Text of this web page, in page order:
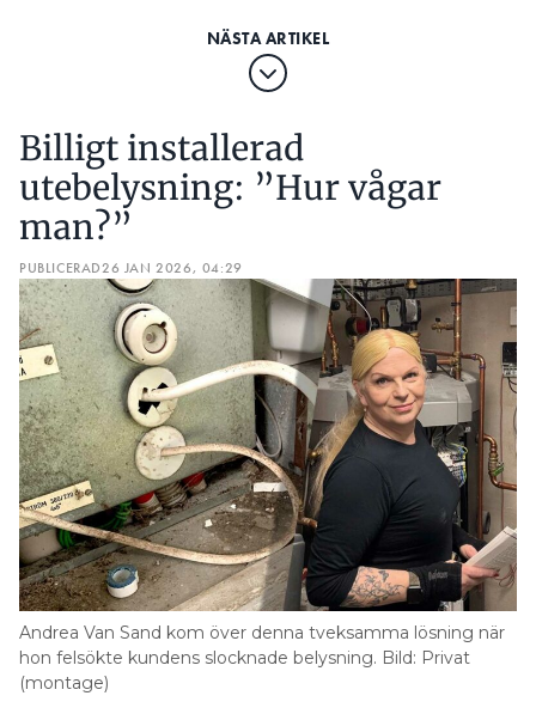
Billigt installerad
utebelysning: ”Hur vågar
man?”
PUBLICERAD26 JAN 2026, 04:29
Andrea Van Sand kom över denna tveksamma lösning när
hon felsökte kundens slocknade belysning. Bild: Privat
(montage)